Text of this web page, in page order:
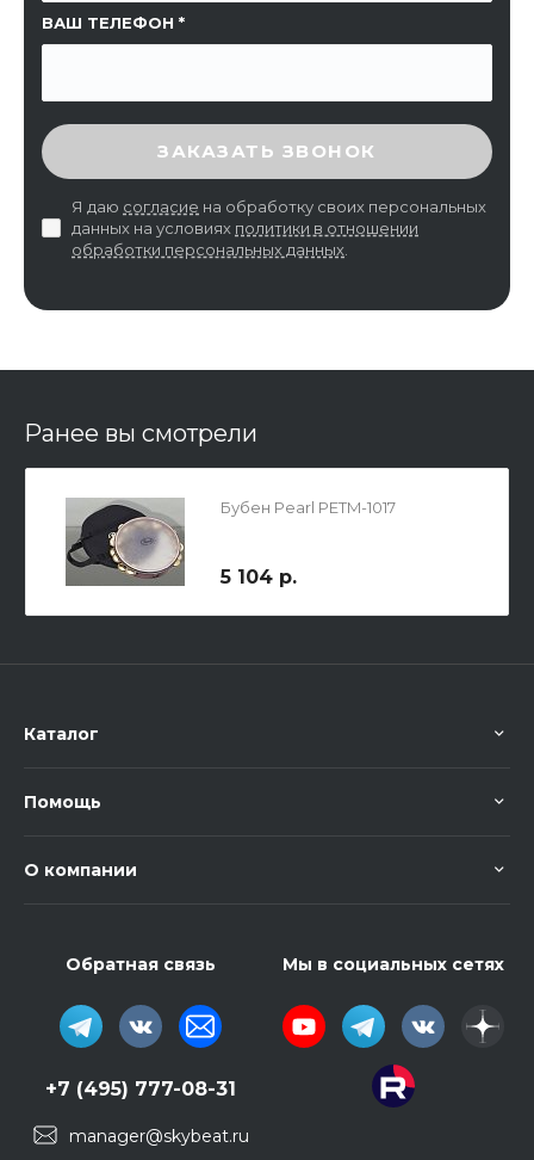
ВАШ ТЕЛЕФОН
ВВЕДИТЕ ПРОВЕРОЧНЫЙ КОД
ЗАКАЗАТЬ ЗВОНОК
Я даю согласие на обработку своих персональных
данных на условиях политики в отношении
обработки персональных данных
Ранее вы смотрели
Бубен Pearl PETM-1017
5 104 р.
Каталог
Помощь
О компании
Обратная связь
+7 (495) 777-08-31
manager@skybeat.ru
Мы в социальных сетях